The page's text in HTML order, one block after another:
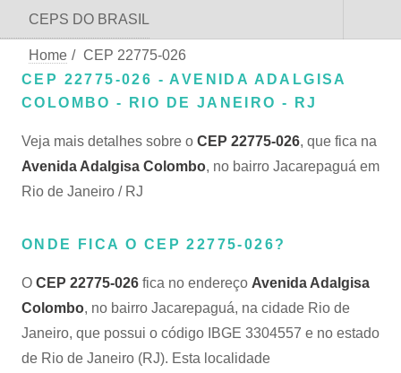
CEPS DO BRASIL
Home / CEP 22775-026
CEP 22775-026 - AVENIDA ADALGISA
COLOMBO - RIO DE JANEIRO - RJ
Veja mais detalhes sobre o CEP 22775-026, que fica na
Avenida Adalgisa Colombo, no bairro Jacarepaguá em
Rio de Janeiro / RJ
ONDE FICA O CEP 22775-026?
O CEP 22775-026 fica no endereço Avenida Adalgisa
Colombo, no bairro Jacarepaguá, na cidade Rio de
Janeiro, que possui o código IBGE 3304557 e no estado
de Rio de Janeiro (RJ). Esta localidade